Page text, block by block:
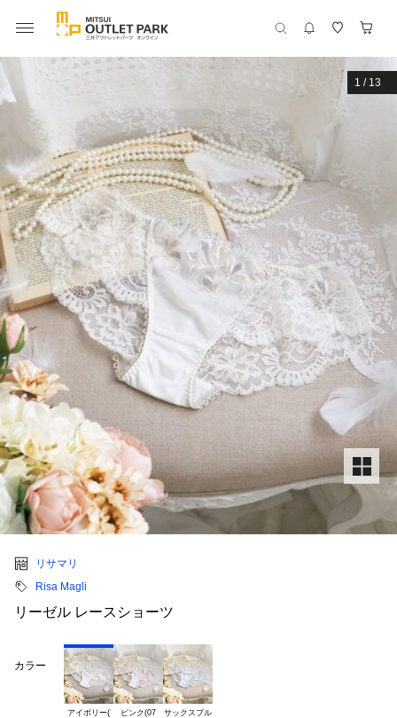
1 / 13
リサマリ
Risa Magli
リーゼル レースショーツ
カラー
アイボリー(
ピンク(07
サックスブル